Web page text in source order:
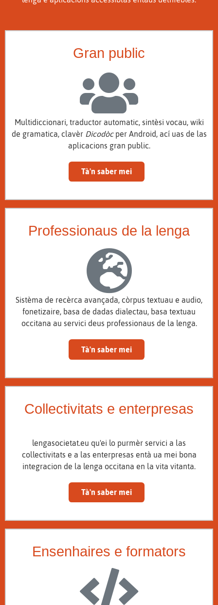
Gran public
Multidiccionari, traductor automatic, sintèsi vocau, wiki
de gramatica, clavèr Dicodòcper Android, ací uas de las
aplicacions gran public.
Tà'n saber mei
Professionaus de la lenga
Sistèma de recèrca avançada, còrpus textuau e audio,
fonetizaire, basa de dadas dialectau, basa textuau
occitana au servici deus professionaus de la lenga.
Tà'n saber mei
Collectivitats e enterpresas
lengasocietat.eu qu'ei lo purmèr servici a las
collectivitats e a las enterpresas entà ua mei bona
integracion de la lenga occitana en la vita vitanta.
Tà'n saber mei
Ensenhaires e formators